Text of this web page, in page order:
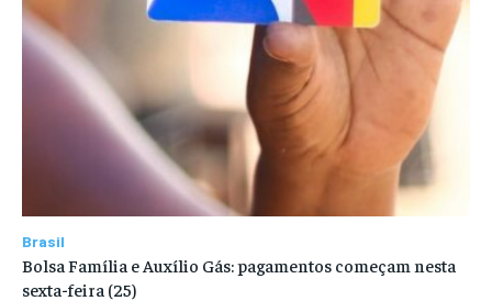
Brasil
Bolsa Família e Auxílio Gás: pagamentos começam nesta
sexta-feira (25)